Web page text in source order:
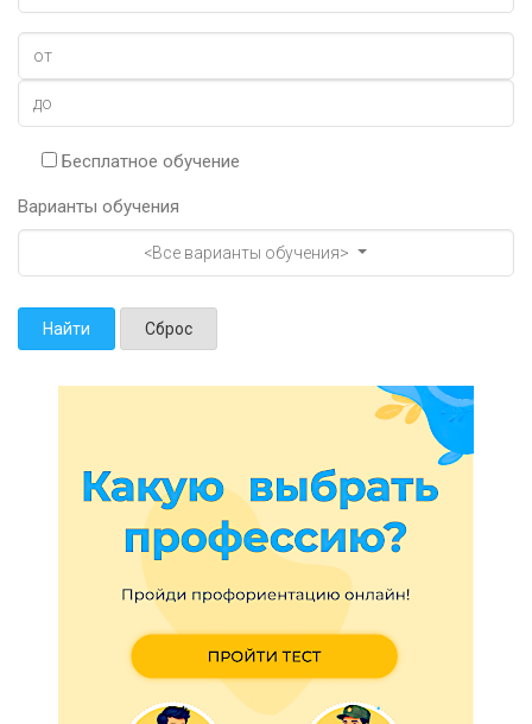
Бесплатное обучение
Варианты обучения
<Все варианты обучения>
Найти Сброс